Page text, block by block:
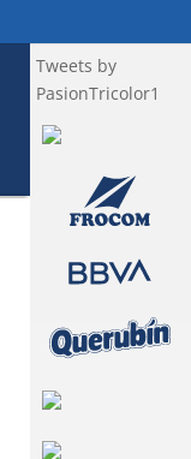
Tweets by
PasionTricolor1